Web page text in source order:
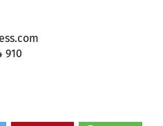
910